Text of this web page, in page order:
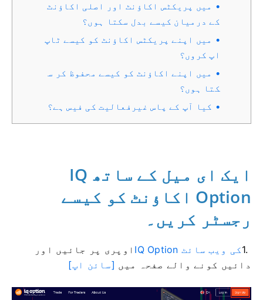
میں پریکٹس اکاؤنٹ اور اصلی اکاؤنٹ
کے درمیان کیسے بدل سکتا ہوں؟
میں اپنے پریکٹس اکاؤنٹ کو کیسے ٹاپ
اپ کروں؟
میں اپنے اکاؤنٹ کو کیسے محفوظ کر س
کتا ہوں؟
کیا آپ کے پاس غیرفعالیت کی فیس ہے؟
ایک ای میل کے ساتھ IQ
Option اکاؤنٹ کو کیسے
رجسٹر کریں۔
1.IQ Option کی ویب سائٹ پر جائیں اور اوپری
دائیں کونے والے صفحہ میں [سائن اپ]